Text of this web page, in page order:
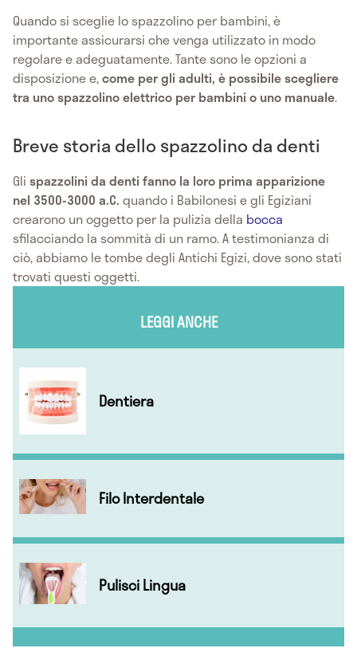
Quando si sceglie lo spazzolino per bambini, è
importante assicurarsi che venga utilizzato in modo
regolare e adeguatamente. Tante sono le opzioni a
disposizione e,come per gli adulti, è possibile scegliere
tra uno spazzolino elettrico per bambini o uno manuale.
Breve storia dello spazzolino da denti
Gli spazzolini da dentifanno la loro prima apparizione
nel 3500-3000 a.C. quando i Babilonesi e gli Egiziani
crearono un oggetto per la pulizia della bocca
sfilacciando la sommità di un ramo. A testimonianza di
ciò, abbiamo le tombe degli Antichi Egizi, dove sono stati
trovati questi oggetti.
LEGGI ANCHE
Dentiera
Filo Interdentale
Pulisci Lingua